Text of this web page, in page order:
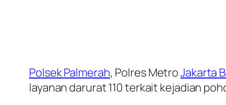
Polsek Palmerah, Polres MetroJakarta
layanan darurat 110 terkait kejadian